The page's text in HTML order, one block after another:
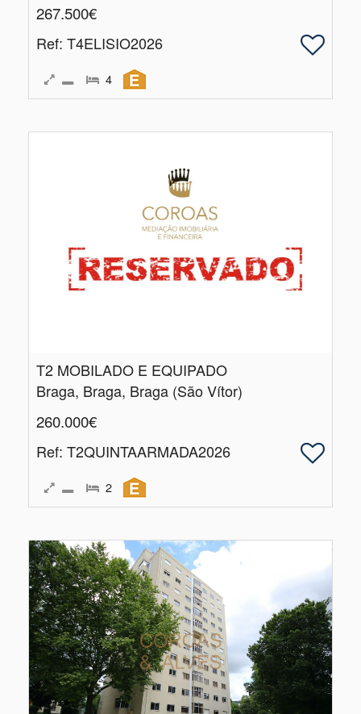
267.500€
Ref: T4ELISIO2026
4
T2 MOBILADO E EQUIPADO
Braga, Braga, Braga (São Vítor)
260.000€
Ref: T2QUINTAARMADA2026
2